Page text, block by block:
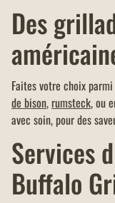
Des
Faites votre choix
de bison, rumsteck, ou
avec soin, pour des
Services
Buffalo